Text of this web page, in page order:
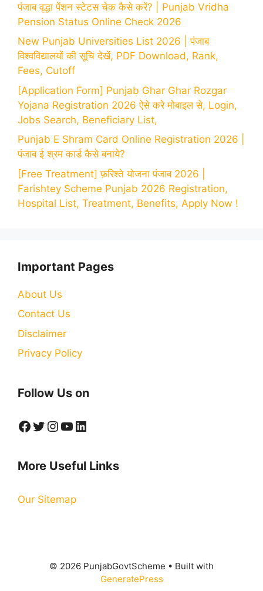
पंजाब वृद्धा पेंशन स्टेटस चेक कैसे करें? | Punjab Vridha
Pension Status Online Check 2026
New Punjab Universities List 2026 | पंजाब
विश्वविद्यालयों की सूचि देखें, PDF Download, Rank,
Fees, Cutoff
[Application Form] Punjab Ghar Ghar Rozgar
Yojana Registration 2026 ऐसे करे मोबाइल से, Login,
Jobs Search, Beneficiary List,
Punjab E Shram Card Online Registration 2026 |
पंजाब ई श्रम कार्ड कैसे बनाये?
[Free Treatment] फ़रिश्ते योजना पंजाब 2026 |
Farishtey Scheme Punjab 2026 Registration,
Hospital List, Treatment, Benefits, Apply Now !
Important Pages
About Us
Contact Us
Disclaimer
Privacy Policy
Follow Us on
Facebook
Twitter
Instagram
YouTube
LinkedIn
More Useful Links
Our Sitemap
© 2026 PunjabGovtScheme • Built with
GeneratePress